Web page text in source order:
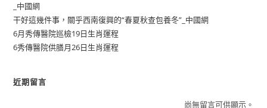
_中國網
干好這幾件事，關乎西南復興的“春夏秋查包養冬”_中國網
6月秀傳醫院巡檢19日生肖運程
6秀傳醫院供膳月26日生肖運程
近期留言
尚無留言可供顯示。